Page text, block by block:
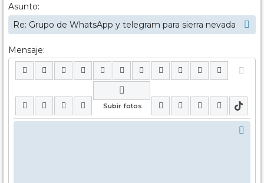
Asunto:
Mensaje: